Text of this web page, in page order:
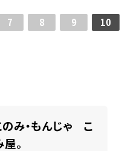
7 8 9 10
のみ・もんじゃ こ
。